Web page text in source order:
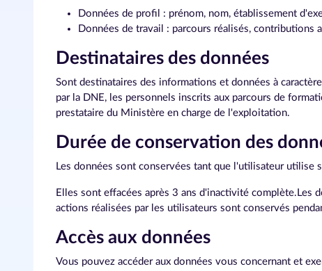
Données de profil : prénom, nom, établissement
Données de travail : parcours réalisés, contributions
Destinataires des données
Sont destinataires des informations et données à
par la DNE, les personnels inscrits aux parcours de
prestataire du Ministère en charge de l'exploitation.
Durée de conservation des
Les données sont conservées tant que l'utilisateur utilise
Elles sont effacées après 3 ans d'inactivité complète.Les
actions réalisées par les utilisateurs sont conservés
Accès aux données
Vous pouvez accéder aux données vous concernant et